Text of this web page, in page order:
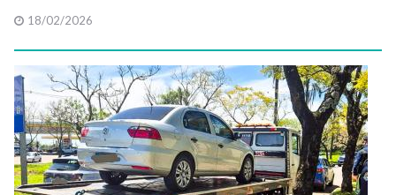
18/02/2026